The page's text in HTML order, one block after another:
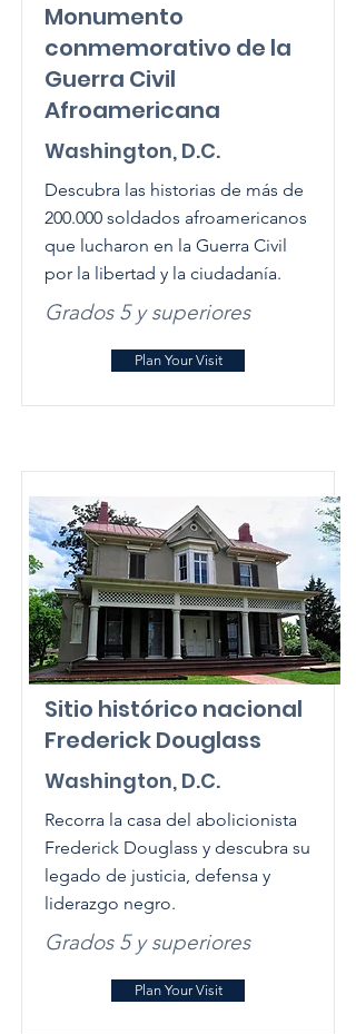
Monumento
conmemorativo de la
Guerra Civil
Afroamericana
Washington, D.C.
Descubra las historias de más de
200.000 soldados afroamericanos
que lucharon en la Guerra Civil
por la libertad y la ciudadanía.
Grados 5 y superiores
Plan Your Visit
Sitio histórico nacional
Frederick Douglass
Washington, D.C.
Recorra la casa del abolicionista
Frederick Douglass y descubra su
legado de justicia, defensa y
liderazgo negro.
Grados 5 y superiores
Plan Your Visit